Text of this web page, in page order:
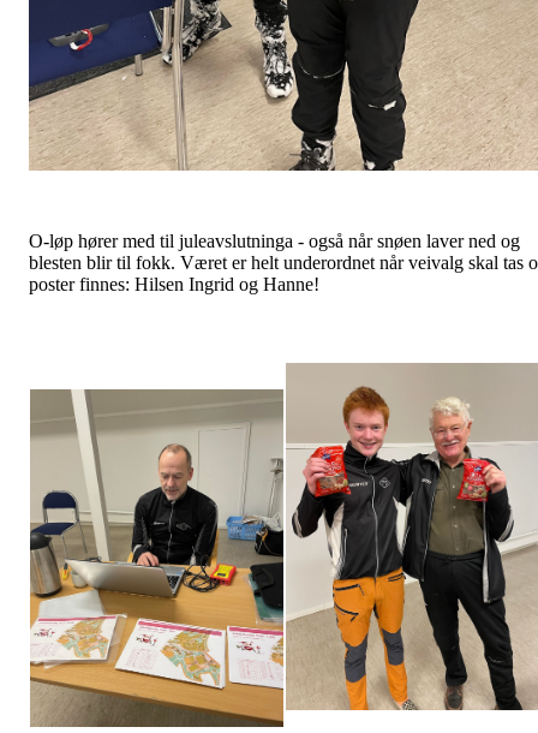
O-løp hører med til juleavslutninga - også når snøen laver ned og
blesten blir til fokk. Været er helt underordnet når veivalg skal tas
poster finnes: Hilsen Ingrid og Hanne!